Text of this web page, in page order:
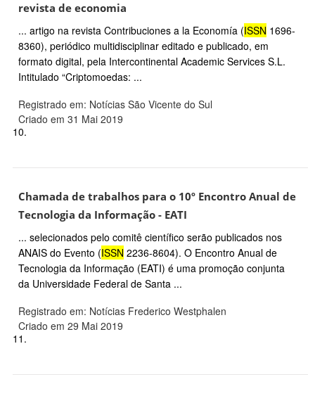
revista de economia
... artigo na revista Contribuciones a la Economía (ISSN 1696-
8360), periódico multidisciplinar editado e publicado, em
formato digital, pela Intercontinental Academic Services S.L.
Intitulado “Criptomoedas: ...
Registrado em: Notícias São Vicente do Sul
Criado em 31 Mai 2019
10.
Chamada de trabalhos para o 10º Encontro Anual de
Tecnologia da Informação - EATI
... selecionados pelo comitê científico serão publicados nos
ANAIS do Evento (ISSN 2236-8604). O Encontro Anual de
Tecnologia da Informação (EATI) é uma promoção conjunta
da Universidade Federal de Santa ...
Registrado em: Notícias Frederico Westphalen
Criado em 29 Mai 2019
11.